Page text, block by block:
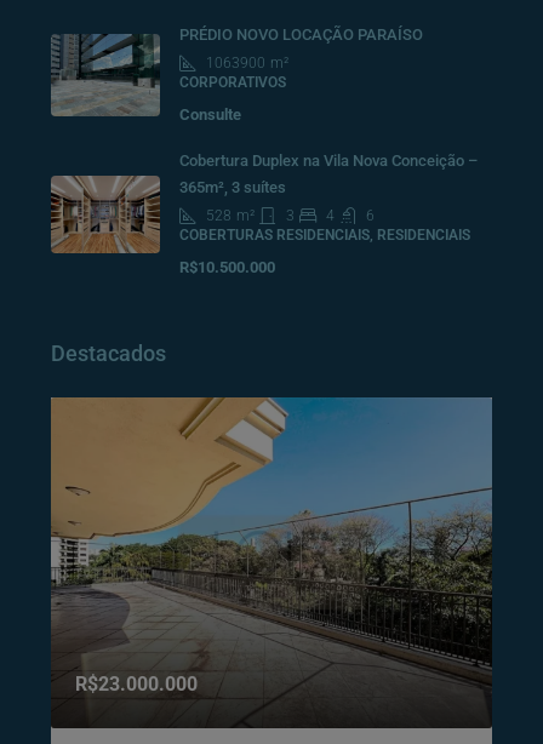
PRÉDIO NOVO LOCAÇÃO PARAÍSO
1063900 m²
CORPORATIVOS
Consulte
Cobertura Duplex na Vila Nova Conceição –
365m², 3 suítes
528 m² 3 4
6
COBERTURAS RESIDENCIAIS, RESIDENCIAIS
R$10.500.000
Destacados
R$23.000.000